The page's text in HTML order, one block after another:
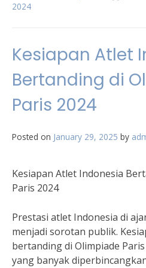
2024
Kesiapan Atlet
Bertanding di
Paris 2024
Posted on January 29, 2025 by
Kesiapan Atlet Indonesia
Paris 2024
Prestasi atlet Indonesia di
menjadi sorotan publik.
bertanding di Olimpiade
yang banyak